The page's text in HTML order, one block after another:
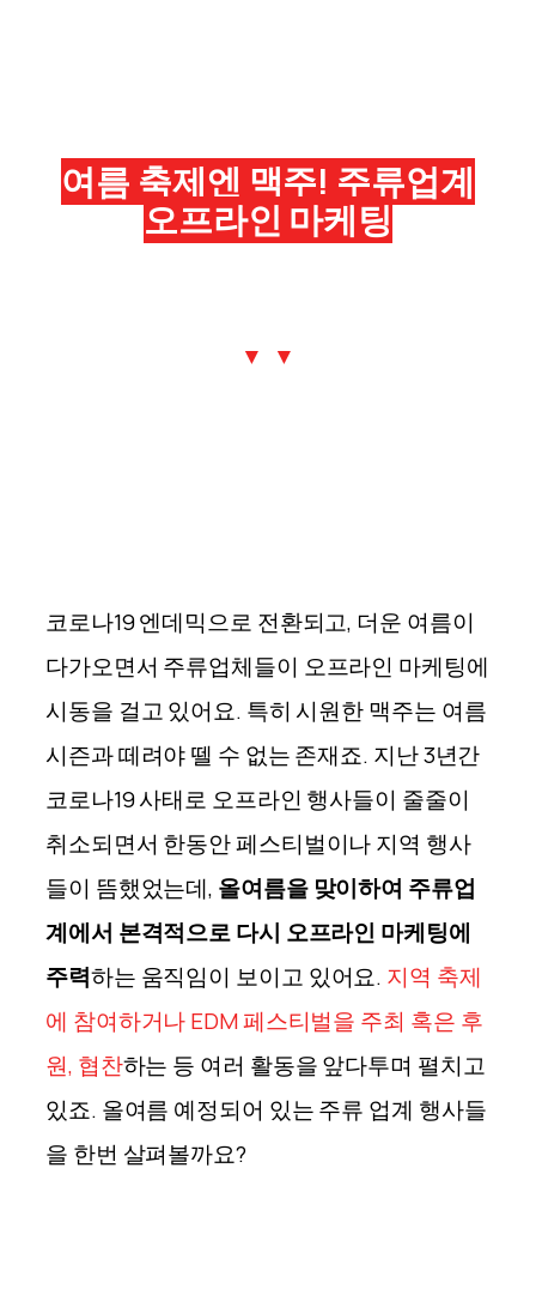
여름 축제엔 맥주! 주류업계
오프라인 마케팅
▼ ▼
코로나19 엔데믹으로 전환되고, 더운 여름이
다가오면서 주류업체들이 오프라인 마케팅에
시동을 걸고 있어요. 특히 시원한 맥주는 여름
시즌과 떼려야 뗄 수 없는 존재죠. 지난 3년간
코로나19 사태로 오프라인 행사들이 줄줄이
취소되면서 한동안 페스티벌이나 지역 행사
들이 뜸했었는데, 올여름을 맞이하여 주류업
계에서 본격적으로 다시 오프라인 마케팅에
주력하는 움직임이 보이고 있어요. 지역 축제
에 참여하거나 EDM 페스티벌을 주최 혹은 후
원, 협찬하는 등 여러 활동을 앞다투며 펼치고
있죠. 올여름 예정되어 있는 주류 업계 행사들
을 한번 살펴볼까요?